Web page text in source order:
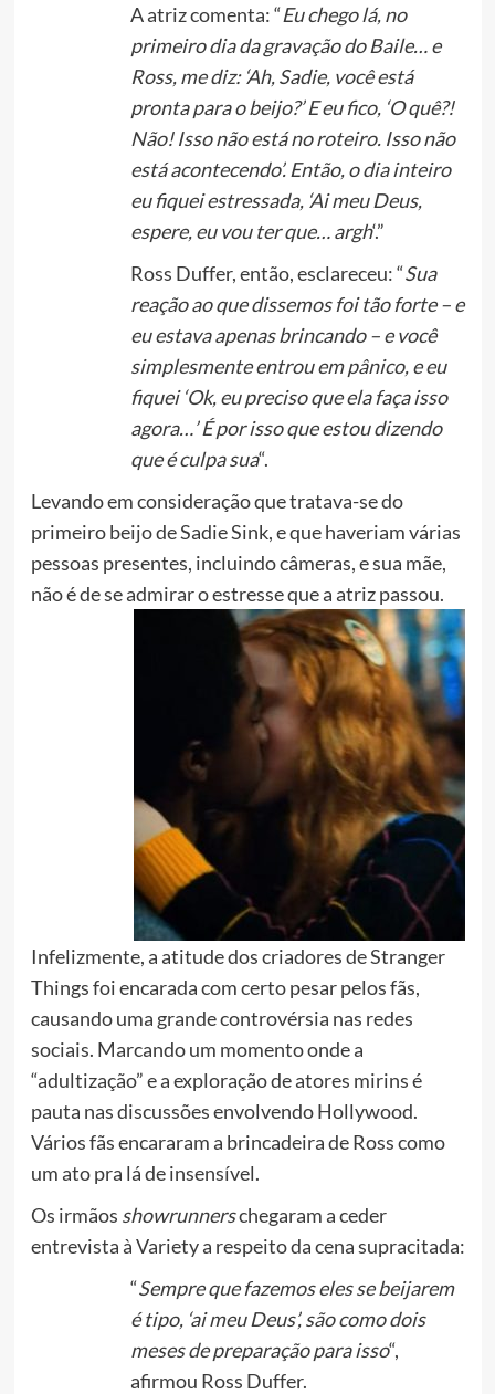
A atriz comenta: “Eu chego lá, no
primeiro dia da gravação do Baile… e
Ross, me diz: ‘Ah, Sadie, você está
pronta para o beijo?’ E eu fico, ‘O quê?!
Não! Isso não está no roteiro. Isso não
está acontecendo’. Então, o dia inteiro
eu fiquei estressada, ‘Ai meu Deus,
espere, eu vou ter que… argh‘.”
Ross Duffer, então, esclareceu: “Sua
reação ao que dissemos foi tão forte – e
eu estava apenas brincando – e você
simplesmente entrou em pânico, e eu
fiquei ‘Ok, eu preciso que ela faça isso
agora…’ É por isso que estou dizendo
que é culpa sua“.
Levando em consideração que tratava-se do
primeiro beijo de Sadie Sink, e que haveriam várias
pessoas presentes, incluindo câmeras, e sua mãe,
não é de se admirar o estresse que a atriz passou.
Infelizmente, a atitude dos criadores de Stranger
Things foi encarada com certo pesar pelos fãs,
causando uma grande controvérsia nas redes
sociais. Marcando um momento onde a
“adultização” e a exploração de atores mirins é
pauta nas discussões envolvendo Hollywood.
Vários fãs encararam a brincadeira de Ross como
um ato pra lá de insensível.
Os irmãos showrunnerschegaram a ceder
entrevista à Variety a respeito da cena supracitada:
“Sempre que fazemos eles se beijarem
é tipo, ‘ai meu Deus’, são como dois
meses de preparação para isso“,
afirmou Ross Duffer.